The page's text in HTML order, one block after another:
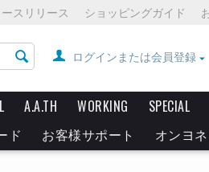
スリリース ショッピングガイド
ログインまたは会員登録
A.A.TH WORKING
SPECIAL
ド
お客様サポート オンヨ